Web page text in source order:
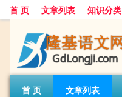
首 页 文章列表 知识分类
首 页 文章列表